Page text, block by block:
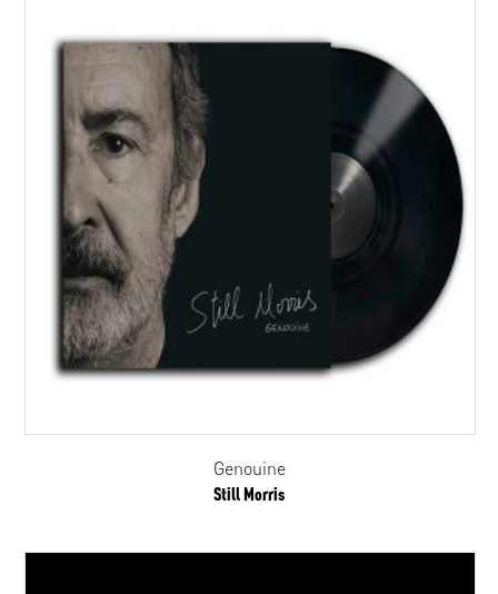
Genouine
Still Morris